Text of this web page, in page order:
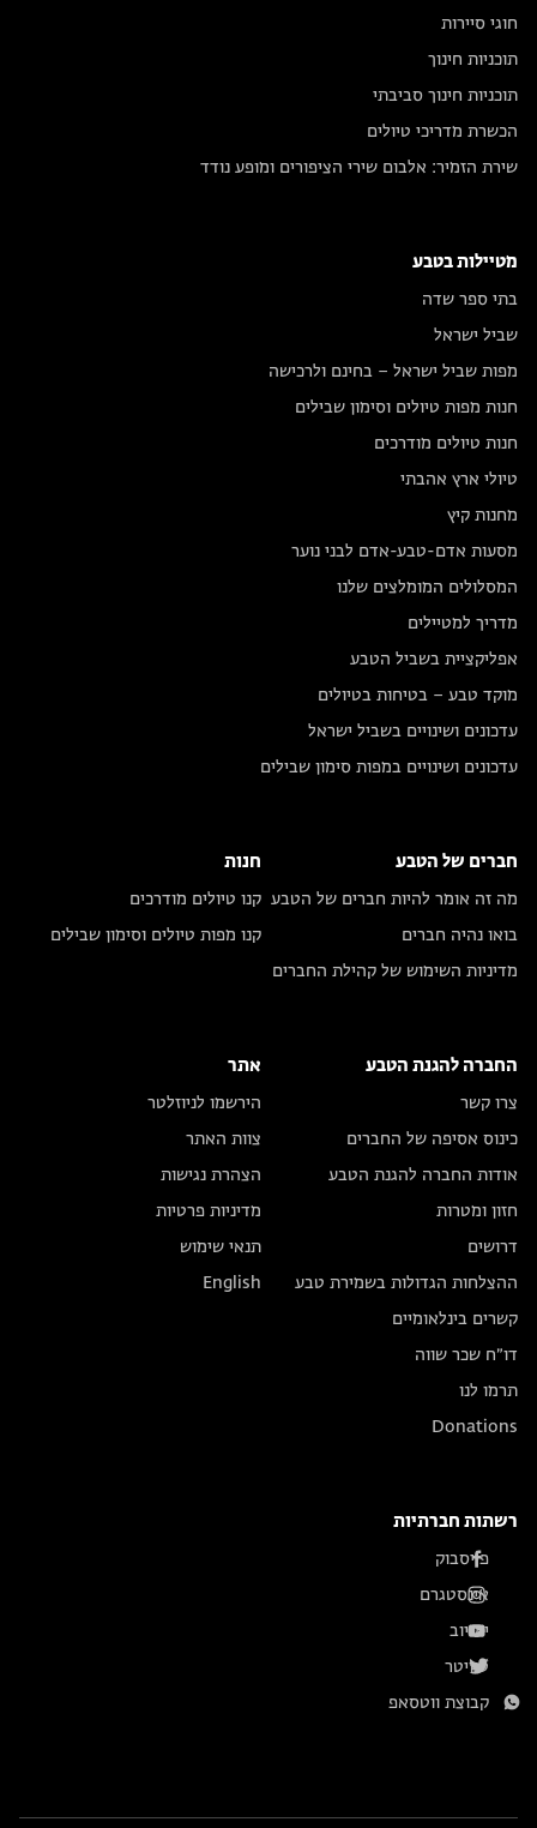
חוגי סיירות
תוכניות חינוך
תוכניות חינוך סביבתי
הכשרת מדריכי טיולים
שירת הזמיר: אלבום שירי הציפורים ומופע נודד
מטיילות בטבע
בתי ספר שדה
שביל ישראל
מפות שביל ישראל – בחינם ולרכישה
חנות מפות טיולים וסימון שבילים
חנות טיולים מודרכים
טיולי ארץ אהבתי
מחנות קיץ
מסעות אדם-טבע-אדם לבני נוער
המסלולים המומלצים שלנו
מדריך למטיילים
אפליקציית בשביל הטבע
מוקד טבע – בטיחות בטיולים
עדכונים ושינויים בשביל ישראל
עדכונים ושינויים במפות סימון שבילים
חברים של הטבע
מה זה אומר להיות חברים של הטבע
בואו נהיה חברים
מדיניות השימוש של קהילת החברים
חנות
קנו טיולים מודרכים
קנו מפות טיולים וסימון שבילים
החברה להגנת הטבע
צרו קשר
כינוס אסיפה של החברים
אודות החברה להגנת הטבע
חזון ומטרות
דרושים
ההצלחות הגדולות בשמירת טבע
קשרים בינלאומיים
דו״ח שכר שווה
תרמו לנו
Donations
אתר
הירשמו לניוזלטר
צוות האתר
הצהרת נגישות
מדיניות פרטיות
תנאי שימוש
English
רשתות חברתיות
פייסבוק
אינסטגרם
יוטיוב
טוויטר
קבוצת ווטסאפ